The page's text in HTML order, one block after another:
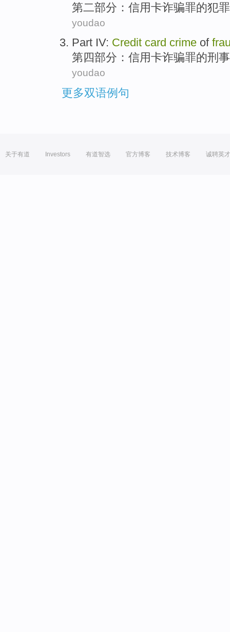
第二部分： 信用卡诈骗罪的犯罪
youdao
Part IV: Credit card crime of
第四部分： 信用卡诈骗罪的刑事
youdao
更多双语例句
关于有道 Investors 有道智选 官方博客 技术博客 诚聘英才